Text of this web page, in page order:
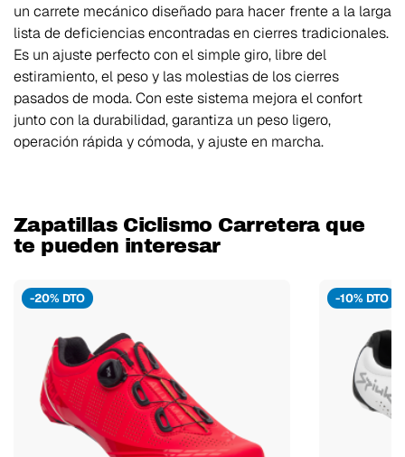
un carrete mecánico diseñado para hacer frente a la larga
lista de deficiencias encontradas en cierres tradicionales.
Es un ajuste perfecto con el simple giro, libre del
estiramiento, el peso y las molestias de los cierres
pasados de moda. Con este sistema mejora el confort
junto con la durabilidad, garantiza un peso ligero,
operación rápida y cómoda, y ajuste en marcha.
Zapatillas Ciclismo Carretera que
te pueden interesar
-20% DTO -10% DTO